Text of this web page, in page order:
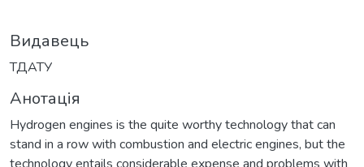
Видавець
ТДАТУ
Анотація
Hydrogen engines is the quite worthy technology that can
stand in a row with combustion and electric engines, but the